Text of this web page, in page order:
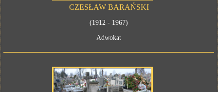
CZESŁAW BARAŃSKI
(1912 - 1967)
Adwokat